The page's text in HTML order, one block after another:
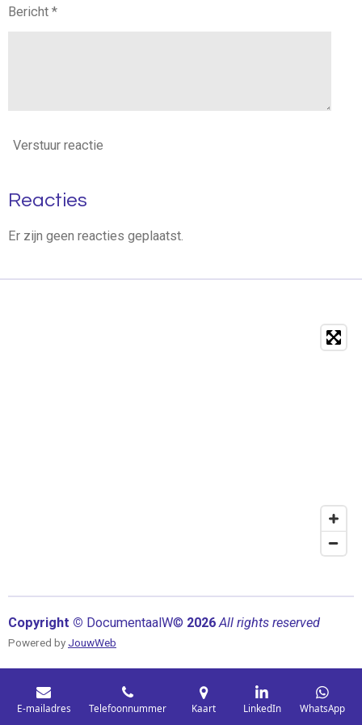
Bericht *
Verstuur reactie
Reacties
Er zijn geen reacties geplaatst.
Copyright © DocumentaalW© 2026All rights reserved
Powered by JouwWeb
E-mailadres Telefoonnummer Kaart LinkedIn WhatsApp